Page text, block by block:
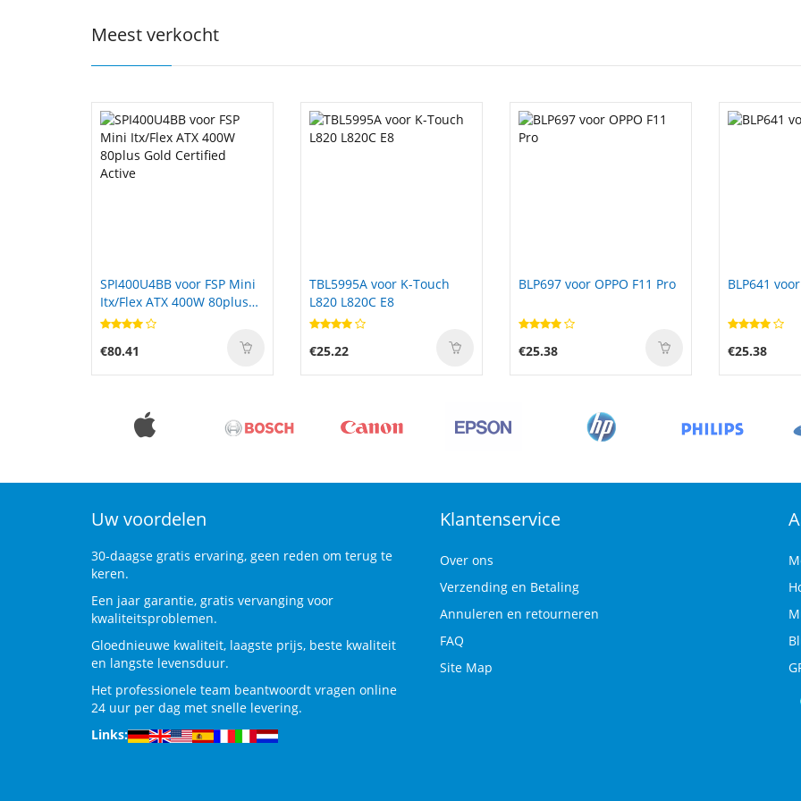
Meest verkocht
TBL5995A voor K-Touch
L820 L820C E8
€25.22
BLP697 voor OPPO F11 Pro
€25.38
BLP641 voor OPPO A71
€25.38
JPFMR voor
€61.99
Uw voordelen
30-daagse gratis ervaring, geen reden om terug te
keren.
Een jaar garantie, gratis vervanging voor
kwaliteitsproblemen.
Gloednieuwe kwaliteit, laagste prijs, beste kwaliteit
en langste levensduur.
Het professionele team beantwoordt vragen online
24 uur per dag met snelle levering.
Links:
Klantenservice
Over ons
Verzending en Betaling
Annuleren en retourneren
FAQ
Site Map